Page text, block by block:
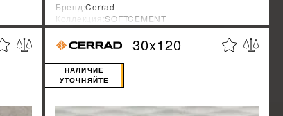
%
Бренд:Cerrad
Коллекция:SOFTCEMENT
Страна-производитель:Польша
УЗНАТЬ СВОЮ СКИДКУ %
30x120
НАЛИЧИЕ
УТОЧНЯЙТЕ